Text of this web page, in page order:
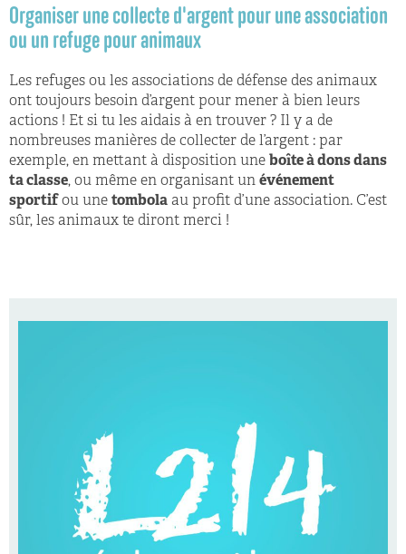
Organiser une collecte d'argent pour une association
ou un refuge pour animaux
Les refuges ou les associations de défense des animaux
ont toujours besoin d’argent pour mener à bien leurs
actions ! Et si tu les aidais à en trouver ? Il y a de
nombreuses manières de collecter de l’argent : par
exemple, en mettant à disposition une boîte à dons dans
ta classe, ou même en organisant un événement
sportifou une tombola au profit d’une association. C’est
sûr, les animaux te diront merci !